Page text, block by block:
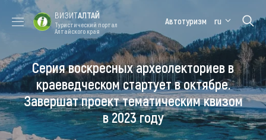
Форум VISIT
ALTAI
Цветение
маральника
Медицинский
форум
Алтайская
зимовка
Туры
Где побывать
ВИЗИТАЛТАЙ
Туристический портал
Алтайского края
Автотуризм ru
Серия воскресных археолекториев в
краеведческом стартует в октябре.
Завершат проект тематическим квизом
в 2023 году